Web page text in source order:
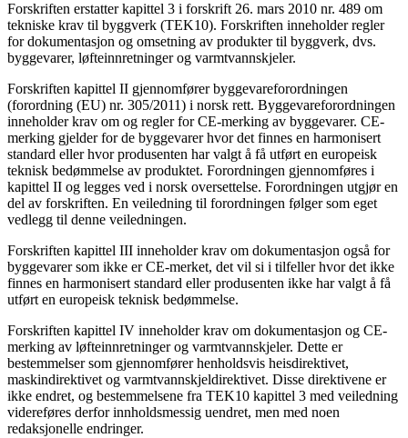
Forskriften erstatter kapittel 3 i forskrift 26. mars 2010 nr. 489 om
tekniske krav til byggverk (TEK10). Forskriften inneholder regler
for dokumentasjon og omsetning av produkter til byggverk, dvs.
byggevarer, løfteinnretninger og varmtvannskjeler.
Forskriften kapittel II gjennomfører byggevareforordningen
(forordning (EU) nr. 305/2011) i norsk rett. Byggevareforordningen
inneholder krav om og regler for CE-merking av byggevarer. CE-
merking gjelder for de byggevarer hvor det finnes en harmonisert
standard eller hvor produsenten har valgt å få utført en europeisk
teknisk bedømmelse av produktet. Forordningen gjennomføres i
kapittel II og legges ved i norsk oversettelse. Forordningen utgjør en
del av forskriften. En veiledning til forordningen følger som eget
vedlegg til denne veiledningen.
Forskriften kapittel III inneholder krav om dokumentasjon også for
byggevarer som ikke er CE-merket, det vil si i tilfeller hvor det ikke
finnes en harmonisert standard eller produsenten ikke har valgt å få
utført en europeisk teknisk bedømmelse.
Forskriften kapittel IV inneholder krav om dokumentasjon og CE-
merking av løfteinnretninger og varmtvannskjeler. Dette er
bestemmelser som gjennomfører henholdsvis heisdirektivet,
maskindirektivet og varmtvannskjeldirektivet. Disse direktivene er
ikke endret, og bestemmelsene fra TEK10 kapittel 3 med veiledning
videreføres derfor innholdsmessig uendret, men med noen
redaksjonelle endringer.